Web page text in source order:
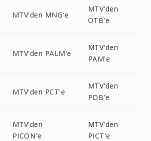
MTV'den MNG'e
MTV'den
OTB'e
MTV'den PALM'e
MTV'den
PAM'e
MTV'den PCT'e
MTV'den
PDB'e
MTV'den
PICON'e
MTV'den
PICT'e